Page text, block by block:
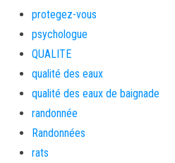
protegez-vous
psychologue
QUALITE
qualité des eaux
qualité des eaux de baignade
randonnée
Randonnées
rats